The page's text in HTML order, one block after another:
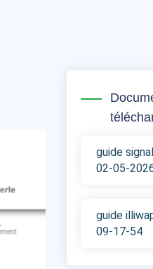
guide
02-05-
guide
09-17-54